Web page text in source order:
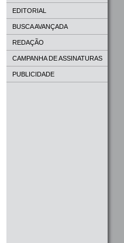
EDITORIAL
BUSCA AVANÇADA
REDAÇÃO
CAMPANHA DE ASSINATURAS
PUBLICIDADE